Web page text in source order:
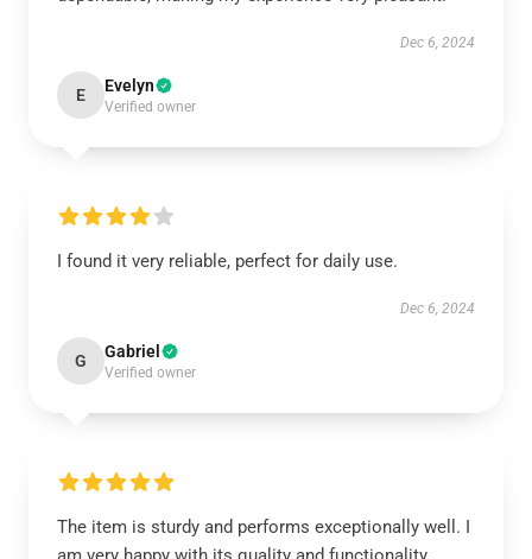
Dec 6, 2024
E Evelyn
Verified owner
I found it very reliable, perfect for daily use.
Dec 6, 2024
G Gabriel
Verified owner
The item is sturdy and performs exceptionally well. I